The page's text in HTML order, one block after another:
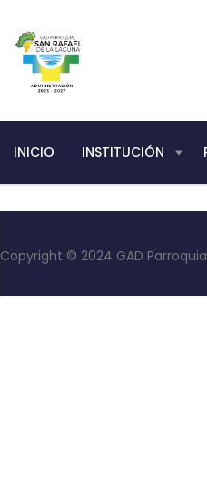
INICIO INSTITUCIÓN
Copyright © 2024 GAD